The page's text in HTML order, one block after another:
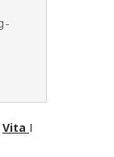
Vita I